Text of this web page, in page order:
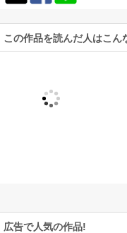
この作品を読んだ人はこん
広告で人気の作品!